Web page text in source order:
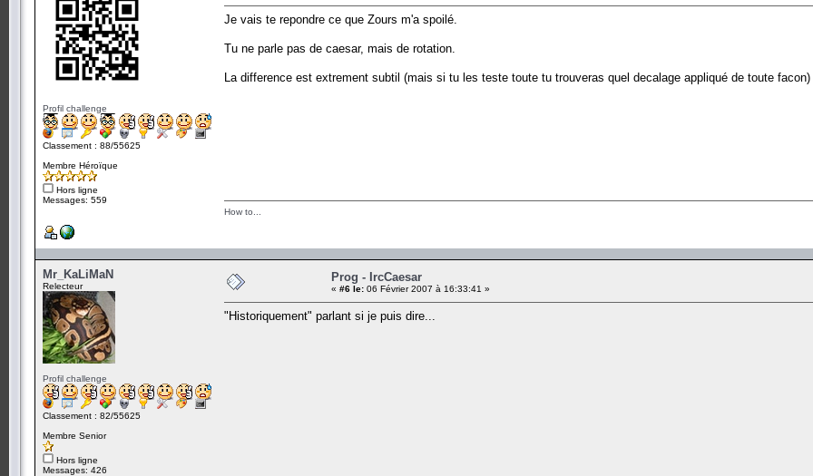
Profil challenge
Classement : 88/55625
Membre Héroïque
Hors ligne
Messages: 559
Je vais te repondre ce que Zours m'a spoilé.
Tu ne parle pas de caesar, mais de rotation.
La difference est extrement subtil (mais si tu les teste toute tu trouveras quel decalage appliqué de toute facon)
How to...
Mr_KaLiMaN
Relecteur
Profil challenge
Classement : 82/55625
Membre Senior
Hors ligne
Messages: 426
Prog - IrcCaesar
« #6 le: 06 Février 2007 à 16:33:41 »
"Historiquement" parlant si je puis dire...